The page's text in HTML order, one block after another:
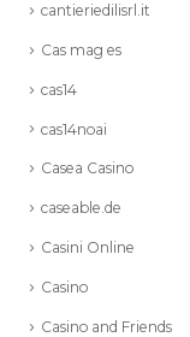
cantieriedilisrl.it
Cas mag es
cas14
cas14noai
Casea Casino
caseable.de
Casini Online
Casino
Casino and Friends